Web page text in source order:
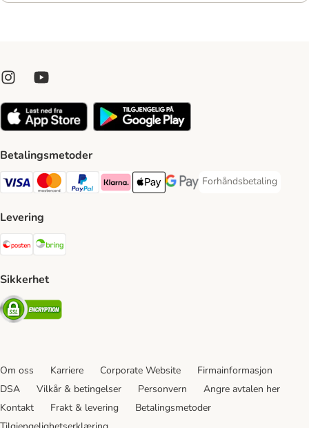
Betalingsmetoder
Visa Payment Method
Mastercard Payment Method
PayPal Payment Method
Klarna Payment Method
Apple Pay Payment Method
Google Pay Payment Method
Forhåndsbetaling
Forhåndsbetaling
Levering
Posten Shipping Method
Sikkerhet
Security
Om oss Karriere Corporate Website
Firmainformasjon
DSA
Vilkår & betingelser Personvern
Angre avtalen her
Kontakt
Frakt & levering
Betalingsmetoder